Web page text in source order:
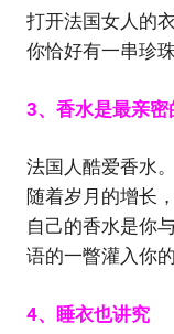
打开法国女人的
你恰好有一串珍
3、香水是最亲密
法国人酷爱香水
随着岁月的增长
自己的香水是你
语的一瞥灌入你的
4、睡衣也讲究